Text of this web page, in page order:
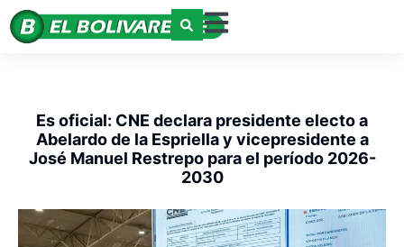
Es oficial: CNE declara presidente electo a
Abelardo de la Espriella y vicepresidente a
José Manuel Restrepo para el período 2026-
2030